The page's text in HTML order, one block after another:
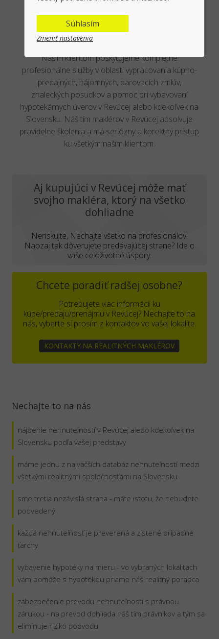
Chcem kúpiť nehnuteľnosť v
Revúcej
Našim klientom poskytujeme kompletné
profesionálne služby v oblasti vypracovania kúpno-
predajných, nájomných, darovacích zmlúv,
znaleckých posudkov a pomoc pri vybavovaní
hypotekárnych úverov v Revúcej alebo kdekoľvek na
Slovensku. Náš tím maklérov v Revúcej absolvuje
pravidelne školenia a má seriózny a korektný prístup
ku všetkým našim klientom.
Aj kupujúci v Revúcej môže mať
svojho makléra, ktorý na všetko
dohliadne
Neriskujte, Nechajte všetko na profesionálov.
Naozaj tak dôverujete predávajúcej strane? Ide o
vaše celoživotné úspory.
Chcete poradiť radšej osobne?
Potrebujete viac informácii ku
kúpe/predaju/prenájmu v Revúcej? Nechajte to na
nás, vyberte si prosím z kontaktov vo vašej lokalite.
KONTAKTY NA REALITNÝCH MAKLÉROV
Nechajte to na nás
nájdenie nehnuteľností v Revúcej alebo kdekoľvek na
Slovensku podľa vašej predstavy
máme jednu z najväčších databáz nehnuteľností medzi
všetkými realitnými spoločnosťami na Slovensku
sme tretia nezávislá strana - máte istotu, že nebudete
podvedený
každá nehnuteľnosť je preverená a zistené prípadné
ťarchy
vybavenie hypotéky na mieru - vo vybraných lokalitách
vám pomôže s hypotékou priamo náš realitný poradca
zabezpečenie prevodu nehnuteľnosti s právnou
zárukou - na prevod dohliada náš tím právnikov a tým sa
eliminuje riziko podvodu
Súhlasím
Zmeniť nastavenia